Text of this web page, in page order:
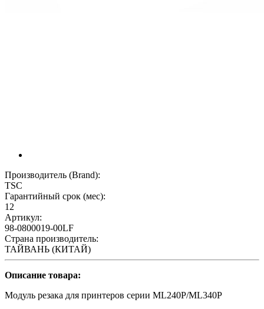
Производитель (Brand):
TSC
Гарантийный срок (мес):
12
Артикул:
98-0800019-00LF
Страна производитель:
ТАЙВАНЬ (КИТАЙ)
Описание товара:
Модуль резака для принтеров серии ML240P/ML340P